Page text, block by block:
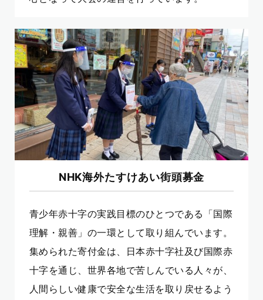
NHK海外たすけあい街頭募金
青少年赤十字の実践目標のひとつである「国際
理解・親善」の一環として取り組んでいます。
集められた寄付金は、日本赤十字社及び国際赤
十字を通じ、世界各地で苦しんでいる人々が、
人間らしい健康で安全な生活を取り戻せるよう